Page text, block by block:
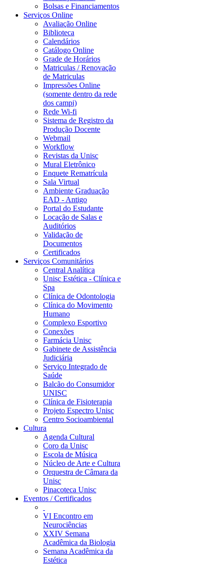
Bolsas e Financiamentos
Serviços Online
Avaliação Online
Biblioteca
Calendários
Catálogo Online
Grade de Horários
Matriculas / Renovação
de Matriculas
Impressões Online
(somente dentro da rede
dos campi)
Rede Wi-fi
Sistema de Registro da
Produção Docente
Webmail
Workflow
Revistas da Unisc
Mural Eletrônico
Enquete Rematrícula
Sala Virtual
Ambiente Graduação
EAD - Antigo
Portal do Estudante
Locação de Salas e
Auditórios
Validação de
Documentos
Certificados
Serviços Comunitários
Central Analítica
Unisc Estética - Clínica e
Spa
Clínica de Odontologia
Clínica do Movimento
Humano
Complexo Esportivo
Conexões
Farmácia Unisc
Gabinete de Assistência
Judiciária
Serviço Integrado de
Saúde
Balcão do Consumidor
UNISC
Clínica de Fisioterapia
Projeto Espectro Unisc
Centro Socioambiental
Cultura
Agenda Cultural
Coro da Unisc
Escola de Música
Núcleo de Arte e Cultura
Orquestra de Câmara da
Unisc
Pinacoteca Unisc
Eventos / Certificados
VI Encontro em
Neurociências
XXIV Semana
Acadêmica da Biologia
Semana Acadêmica da
Estética